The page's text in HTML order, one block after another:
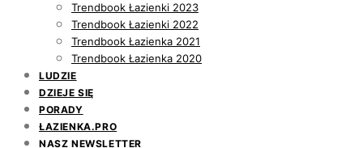
Trendbook Łazienki 2023
Trendbook Łazienki 2022
Trendbook Łazienka 2021
Trendbook Łazienka 2020
LUDZIE
DZIEJE SIĘ
PORADY
ŁAZIENKA.PRO
NASZ NEWSLETTER